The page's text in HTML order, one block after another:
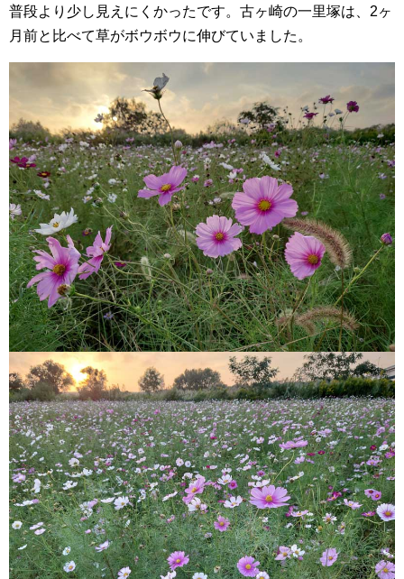
普段より少し見えにくかったです。古ヶ崎の一里塚は、2ヶ
月前と比べて草がボウボウに伸びていました。